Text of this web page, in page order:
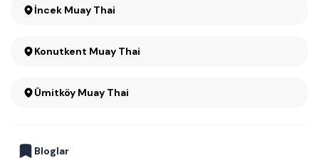
İncek Muay Thai
Konutkent Muay Thai
Ümitköy Muay Thai
Bloglar